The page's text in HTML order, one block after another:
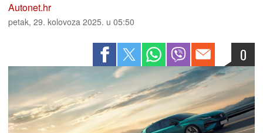
Autonet.hr
petak, 29. kolovoza 2025. u 05:50
0